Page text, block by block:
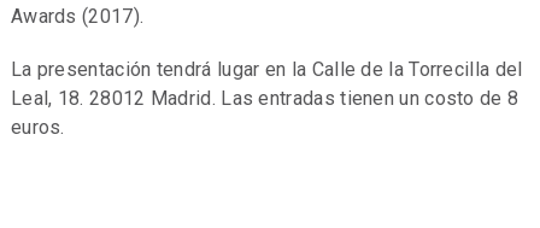
Awards (2017).
La presentación tendrá lugar en la Calle de la Torrecilla del
Leal, 18. 28012 Madrid. Las entradas tienen un costo de 8
euros.